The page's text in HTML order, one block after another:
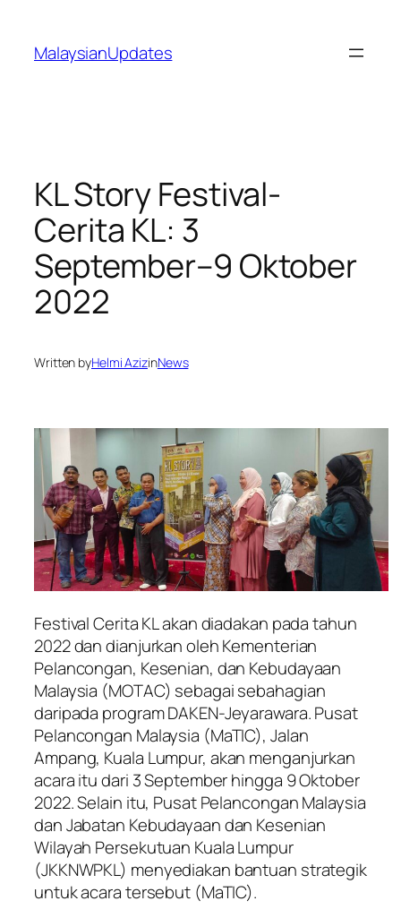
content
MalaysianUpdates
KL Story Festival-
Cerita KL: 3
September–9 Oktober
2022
Written byHelmi AzizinNews
Festival Cerita KL akan diadakan pada tahun
2022 dan dianjurkan oleh Kementerian
Pelancongan, Kesenian, dan Kebudayaan
Malaysia (MOTAC) sebagai sebahagian
daripada program DAKEN-Jeyarawara. Pusat
Pelancongan Malaysia (MaTIC), Jalan
Ampang, Kuala Lumpur, akan menganjurkan
acara itu dari 3 September hingga 9 Oktober
2022. Selain itu, Pusat Pelancongan Malaysia
dan Jabatan Kebudayaan dan Kesenian
Wilayah Persekutuan Kuala Lumpur
(JKKNWPKL) menyediakan bantuan strategik
untuk acara tersebut (MaTIC).